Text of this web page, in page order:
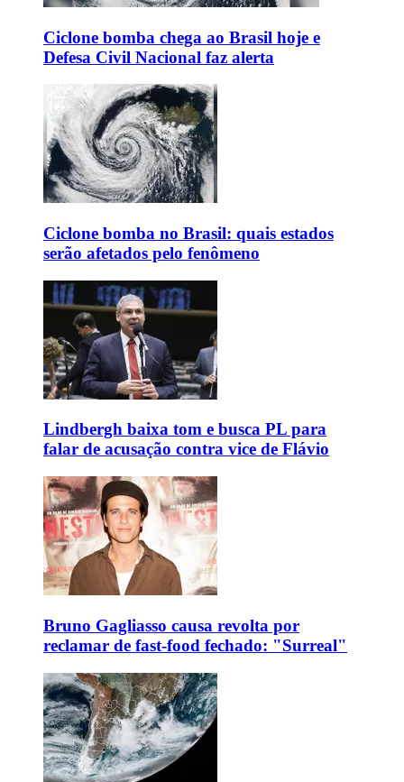
Ciclone bomba chega ao Brasil hoje e
Defesa Civil Nacional faz alerta
Ciclone bomba no Brasil: quais estados
serão afetados pelo fenômeno
Lindbergh baixa tom e busca PL para
falar de acusação contra vice de Flávio
Bruno Gagliasso causa revolta por
reclamar de fast-food fechado: "Surreal"